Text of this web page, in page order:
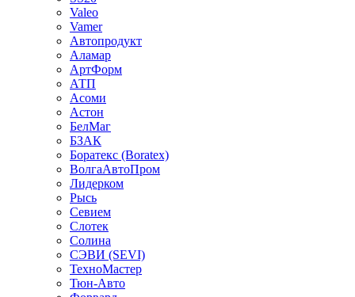
Valeo
Vamer
Автопродукт
Аламар
АртФорм
АТП
Асоми
Астон
БелМаг
БЗАК
Боратекс (Boratex)
ВолгаАвтоПром
Лидерком
Рысь
Севием
Слотек
Солина
СЭВИ (SEVI)
ТехноМастер
Тюн-Авто